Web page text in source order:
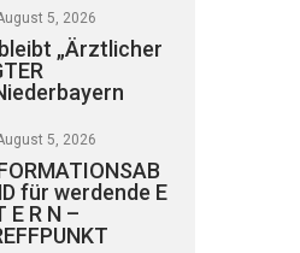
5, 2026
„Ärztlicher
5, 2026
für werdende E
E R N –